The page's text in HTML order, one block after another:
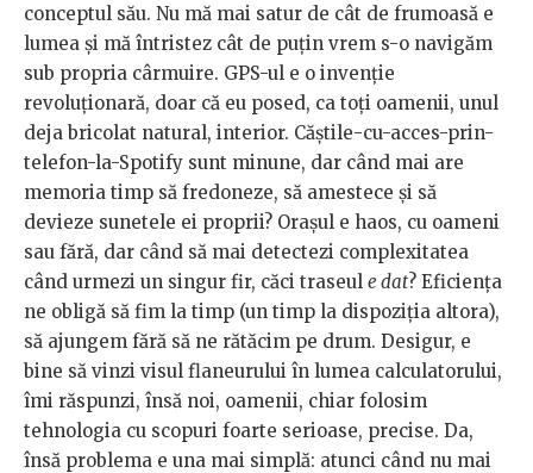
conceptul său. Nu mă mai satur de cât de frumoasă e
lumea și mă întristez cât de puțin vrem s-o navigăm
sub propria cârmuire. GPS-ul e o invenție
revoluționară, doar că eu posed, ca toți oamenii, unul
deja bricolat natural, interior. Căștile-cu-acces-prin-
telefon-la-Spotify sunt minune, dar când mai are
memoria timp să fredoneze, să amestece și să
devieze sunetele ei proprii? Orașul e haos, cu oameni
sau fără, dar când să mai detectezi complexitatea
când urmezi un singur fir, căci traseul e dat? Eficiența
ne obligă să fim la timp (un timp la dispoziția altora),
să ajungem fără să ne rătăcim pe drum. Desigur, e
bine să vinzi visul flaneurului în lumea calculatorului,
îmi răspunzi, însă noi, oamenii, chiar folosim
tehnologia cu scopuri foarte serioase, precise. Da,
însă problema e una mai simplă: atunci când nu mai